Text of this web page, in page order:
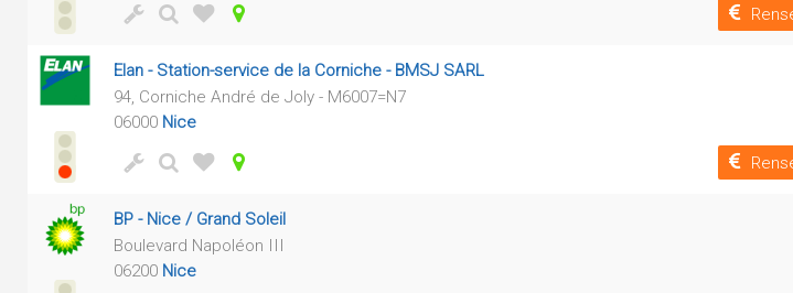
Elan - Station-service de la Corniche - BMSJ SARL
94, Corniche André de Joly - M6007=N7
06000 Nice
BP - Nice / Grand Soleil
Boulevard Napoléon III
06200 Nice